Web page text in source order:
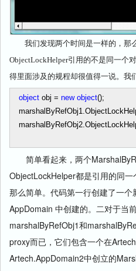
我们发现两个时间是一样的，那
ObjectLockHelper引用的不是同一个
得里面涉及的规程却很值得一说。我
object obj = new object();
简单看起来，两个
ObjectLockHelper都是引用的同
那么简单。代码第一行创建了一
AppDomain 中创建的。二对于当
marshalByRefObj1和
proxy而已，它们包含一个在
Artech.AppDomain2中创立的